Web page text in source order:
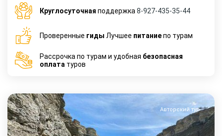
Круглосуточная поддержка 8-927-435-35-44
Проверенные гиды Лучшее питаниепо турам
Рассрочка по турам и удобная безопасная
оплата туров
Авторский тур